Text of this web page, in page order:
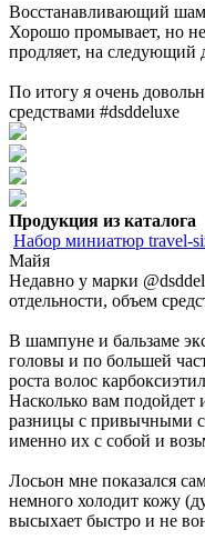
Восстанавливающий
Хорошо промывает, но
продляет, на следующий
По итогу я очень
средствами #dsddeluxe
Продукция из каталога
Набор миниатюр travel-
Майя
Недавно у марки
отдельности, объем
В шампуне и бальзаме
головы и по большей
роста волос
Насколько вам подойдет
разницы с привычными
именно их с собой и
Лосьон мне показался
немного холодит кожу
высыхает быстро и не